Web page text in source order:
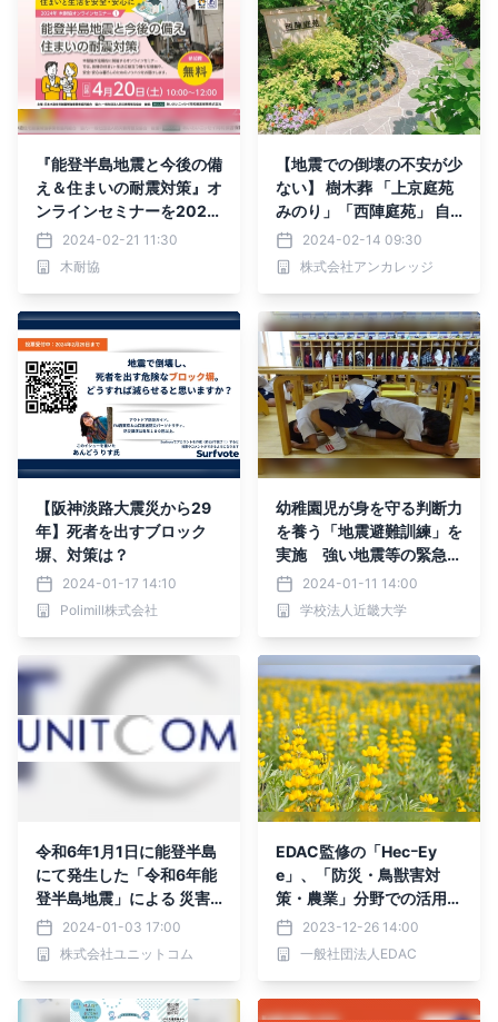
『能登半島地震と今後の備
え＆住まいの耐震対策』オ
ンラインセミナーを2024
年4月20日（土）に開催し
ます
2024-02-21 11:30
木耐協
【地震での倒壊の不安が少
ない】 樹木葬 「上京庭苑
みのり」「西陣庭苑」 自
由見学会開催
2024-02-14 09:30
株式会社アンカレッジ
【阪神淡路大震災から29
年】死者を出すブロック
塀、対策は？
2024-01-17 14:10
Polimill株式会社
幼稚園児が身を守る判断力
を養う「地震避難訓練」を
実施 強い地震等の緊急時
に備えて対応能力を図る
2024-01-11 14:00
学校法人近畿大学
令和6年1月1日に能登半島
にて発生した「令和6年能
登半島地震」による 災害
へのご支援について
2024-01-03 17:00
株式会社ユニットコム
EDAC監修の「HecｰEy
e」、「防災・鳥獣害対
策・農業」分野での活用セ
ミナーが鹿児島県東串良町
にて開催
2023-12-26 14:00
一般社団法人EDAC